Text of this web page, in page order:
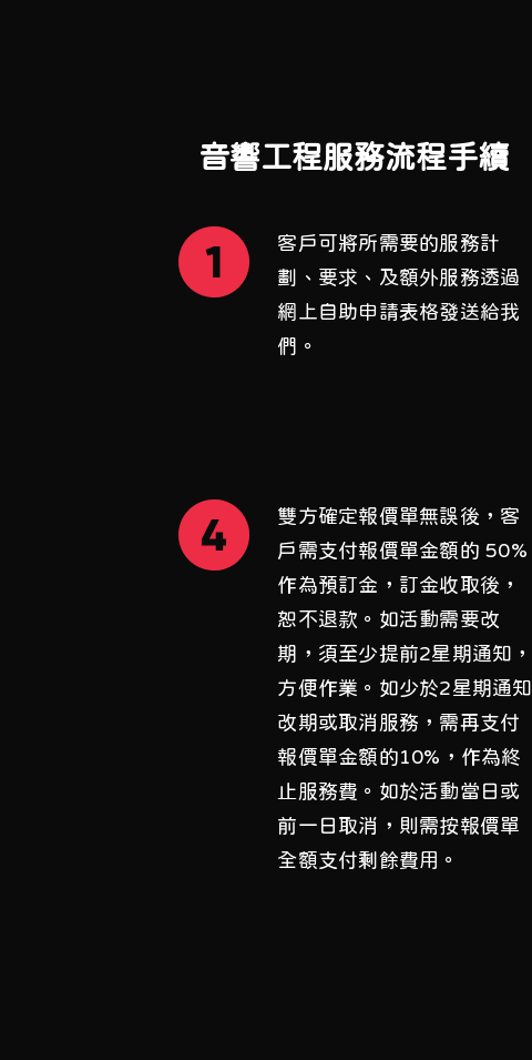
音響工程服務流程手續
客戶可將所需要的服務計
劃、要求、及額外服務透過
網上自助申請表格發送給我
們。
雙方確定報價單無誤後，客
戶需支付報價單金額的 50%
作為預訂金，訂金收取後，
恕不退款。如活動需要改
期，須至少提前2星期通知，
方便作業。如少於2星期通知
改期或取消服務，需再支付
報價單金額的10%，作為終
止服務費。如於活動當日或
前一日取消，則需按報價單
全額支付剩餘費用。